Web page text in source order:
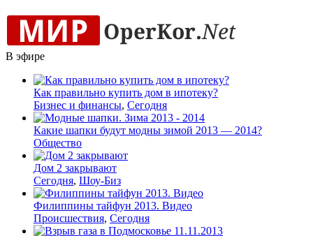
В эфире
Как правильно купить дом в ипотеку?
Бизнес и финансы, Сегодня
Какие шапки будут модны зимой 2013 — 2014?
Общество
Дом 2 закрывают
Сегодня, Шоу-Биз
Филиппины тайфун 2013. Видео
Происшествия, Сегодня